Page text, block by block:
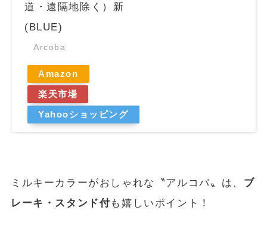
道・遠隔地除く）新
(BLUE)
Arcoba
Amazon
楽天市場
Yahooショッピング
ミルキーカラーがおしゃれな〝アルコバ〟は、 ブ
レーキ・スタンド付も嬉しいポイント！